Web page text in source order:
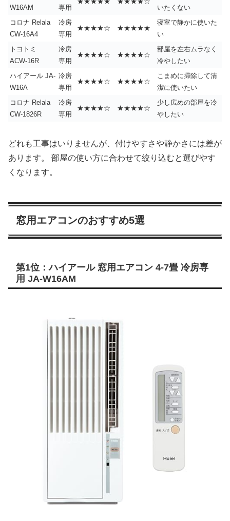
W16AM
専用
いたくない
コロナ Relala
CW-16A4
冷房
専用
★★★★☆ ★★★★★
寝室で静かに使いた
い
トヨトミ
ACW-16R
冷房
専用
★★★★☆ ★★★★☆
部屋を左右ムラなく
冷やしたい
ハイアール JA-
W16A
冷房
専用
★★★★☆ ★★★★☆
こまめに掃除して清
潔に使いたい
コロナ Relala
CW-1826R
冷房
専用
★★★★☆ ★★★★☆
少し広めの部屋を冷
やしたい
どれも工事はいりませんが、付けやすさや静かさには差が
あります。 部屋の使い方に合わせて絞り込むと選びやす
くなります。
窓用エアコンのおすすめ5選
第1位：ハイアール 窓用エアコン 4-7畳 冷房専
用 JA-W16AM